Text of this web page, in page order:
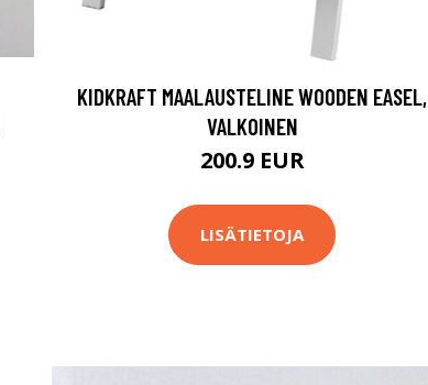
KIDKRAFT MAALAUSTELINE WOODEN EASEL,
VALKOINEN
200.9 EUR
LISÄTIETOJA